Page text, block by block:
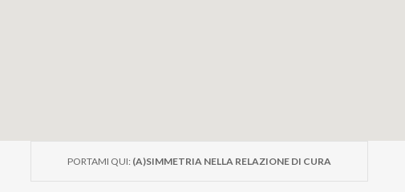
PORTAMI QUI: (A)SIMMETRIA NELLA RELAZIONE DI CURA